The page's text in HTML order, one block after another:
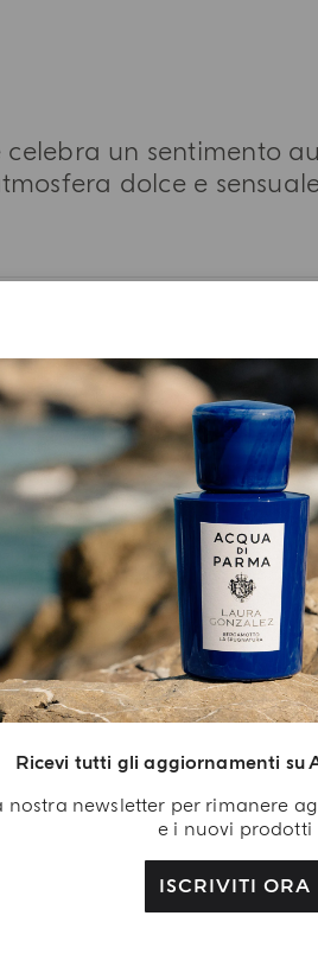
Ricevi tutti gli aggiornamenti su
nostra newsletter per rimanere
e i nuovi prodotti
ISCRIVITI ORA
celebra un sentimento
dolce e
NOTE OLFATTIVE
LISTA
L'ARTE DEL
Di
a noi: crea il tuo
Acqua di Parma